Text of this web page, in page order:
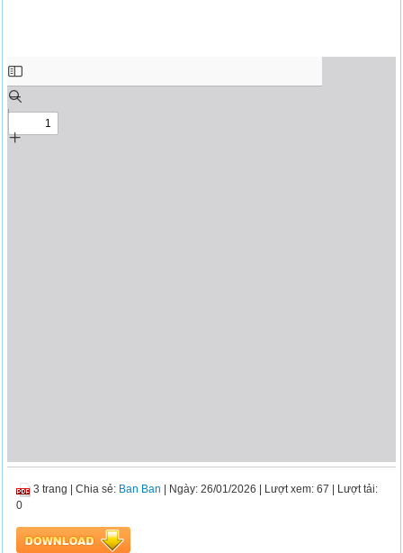
3 trang |Chia sẻ: Ban Ban | Ngày: 26/01/2026 | Lượt xem: 67 | Lượt tải:
0